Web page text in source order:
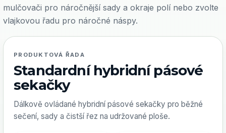
mulčovači pro náročnější sady a okraje polí nebo zvolte
vlajkovou řadu pro náročné náspy.
PRODUKTOVÁ ŘADA
Standardní hybridní pásové
sekačky
Dálkově ovládané hybridní pásové sekačky pro běžné
sečení, sady a čistší řez na udržované ploše.